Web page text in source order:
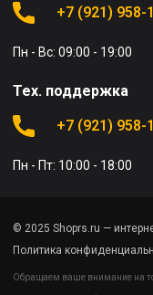
+7 (921) 958-
Пн - Вс: 09:00 - 19:00
Тех. поддержка
+7 (921) 958-
Пн - Пт: 10:00 - 18:00
© 2025 Shoprs.ru —
Политика
Обращаем ваше внимание на